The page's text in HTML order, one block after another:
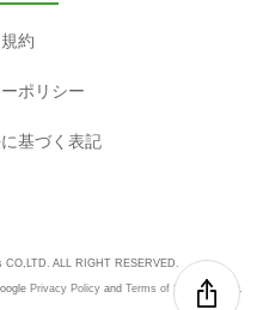
約
ポリシー
基づく表記
ALL RIGHT RESERVED.
Privacy Policyand Terms of Serviceapply.